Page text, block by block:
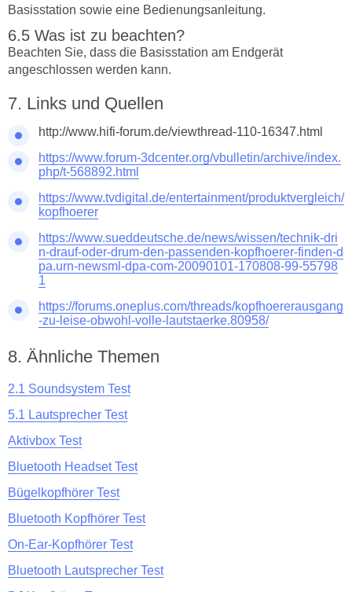
Basisstation sowie eine Bedienungsanleitung.
Was ist zu beachten?
Beachten Sie, dass die Basisstation am Endgerät
angeschlossen werden kann.
Links und Quellen
http://www.hifi-forum.de/viewthread-110-16347.html
https://www.forum-3dcenter.org/vbulletin/archive/index.
php/t-568892.html
https://www.tvdigital.de/entertainment/produktvergleich/
kopfhoerer
https://www.sueddeutsche.de/news/wissen/technik-dri
n-drauf-oder-drum-den-passenden-kopfhoerer-finden-d
pa.urn-newsml-dpa-com-20090101-170808-99-55798
1
https://forums.oneplus.com/threads/kopfhoererausgang
-zu-leise-obwohl-volle-lautstaerke.80958/
Ähnliche Themen
2.1 Soundsystem Test
5.1 Lautsprecher Test
Aktivbox Test
Bluetooth Headset Test
Bügelkopfhörer Test
Bluetooth Kopfhörer Test
On-Ear-Kopfhörer Test
Bluetooth Lautsprecher Test